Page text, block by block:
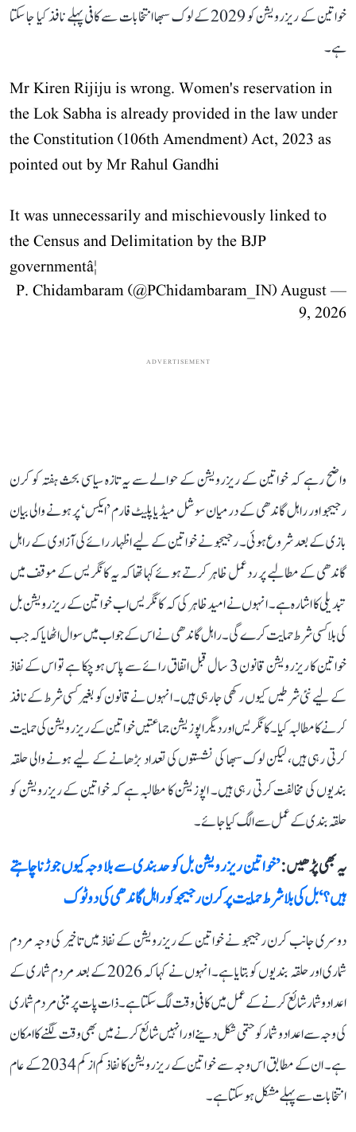
خواتین کے ریزرویشن کو 2029 کے لوک سبھا انتخابات سے کافی پہلے نافذ کیا جا سکتا
ہے۔
Mr Kiren Rijiju is wrong. Women's reservation in
the Lok Sabha is already provided in the law under
the Constitution (106th Amendment) Act, 2023 as
pointed out by Mr Rahul Gandhi
It was unnecessarily and mischievously linked to
the Census and Delimitation by the BJP
governmentâ¦
— P. Chidambaram (@PChidambaram_IN)
August
9, 2026
ADVERTISEMENT
واضح رہے کہ خواتین کے ریزرویشن کے حوالے سے یہ تازہ سیاسی بحث ہفتہ کو کرن
رجیجو اور راہل گاندھی کے درمیان سوشل میڈیا پلیٹ فارم ’ایکس‘ پر ہونے والی بیان
بازی کے بعد شروع ہوئی۔ رجیجو نے خواتین کے لیے اظہار رائے کی آزادی کے راہل
گاندھی کے مطالبے پر ردعمل ظاہر کرتے ہوئے کہا تھا کہ یہ کانگریس کے موقف میں
تبدیلی کا اشارہ ہے۔ انہوں نے امید ظاہر کی کہ کانگریس اب خواتین کے ریزرویشن بل
کی بلا کسی شرط حمایت کرے گی۔ راہل گاندھی نے اس کے جواب میں سوال اٹھایا کہ جب
خواتین کا ریزرویشن قانون 3 سال قبل اتفاق رائے سے پاس ہو چکا ہے تو اس کے نفاذ
کے لیے نئی شرطیں کیوں رکھی جا رہی ہیں۔ انہوں نے قانون کو بغیر کسی شرط کے نافذ
کرنے کا مطالبہ کیا۔ کانگریس اور دیگر اپوزیشن جماعتیں خواتین کے ریزرویشن کی حمایت
کرتی رہی ہیں، لیکن لوک سبھا کی نشستوں کی تعداد بڑھانے کے لیے ہونے والی حلقہ
بندیوں کی مخالفت کرتی رہی ہیں۔ اپوزیشن کا مطالبہ ہے کہ خواتین کے ریزرویشن کو
حلقہ بندی کے عمل سے الگ کیا جائے۔
یہ بھی پڑھیں :’خواتین ریزرویشن بل کو حدبندی سے بلا وجہ کیوں جوڑنا چاہتے
ہیں؟‘ بل کی بلا شرط حمایت پر کرن رجیجو کو راہل گاندھی کی دوٹوک
دوسری جانب کرن رجیجو نے خواتین کے ریزرویشن کے نفاذ میں تاخیر کی وجہ مردم
شماری اور حلقہ بندیوں کو بتایا ہے۔ انہوں نے کہا کہ 2026 کے بعد مردم شماری کے
اعداد و شمار شائع کرنے کے عمل میں کافی وقت لگ سکتا ہے۔ ذات پات پر مبنی مردم شماری
کی وجہ سے اعداد و شمار کو حتمی شکل دینے اور انہیں شائع کرنے میں بھی وقت لگنے کا امکان
ہے۔ ان کے مطابق اس وجہ سے خواتین کے ریزرویشن کا نفاذ کم از کم 2034 کے عام
انتخابات سے پہلے مشکل ہو سکتا ہے۔